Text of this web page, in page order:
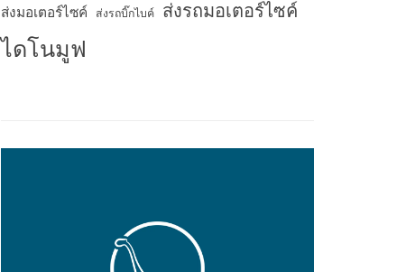
ส่งมอเตอร์ไซค์ ส่งรถบิ๊กไบค์ ส่งรถมอเตอร์ไซค์
ไดโนมูฟ